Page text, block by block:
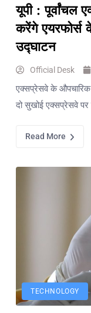
यूपी : पूर्वांचल
करेंगे
उद्घाटन
Official Desk
एक्सप्रेसवे के
दो सुखोई एक्सप्रेसवे
Read More
TECHNOLOGY